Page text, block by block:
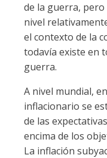
de la guerra,
nivel
el contexto de la
todavía existe en
guerra.
A nivel mundial,
inflacionario se
de las
encima de los
La inflación